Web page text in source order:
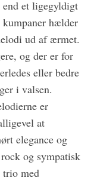
et ligegyldigt
kumpaner hælder
ud af ærmet.
og der er for
eller bedre
i valsen.
er
at
elegance og
og sympatisk
trio med